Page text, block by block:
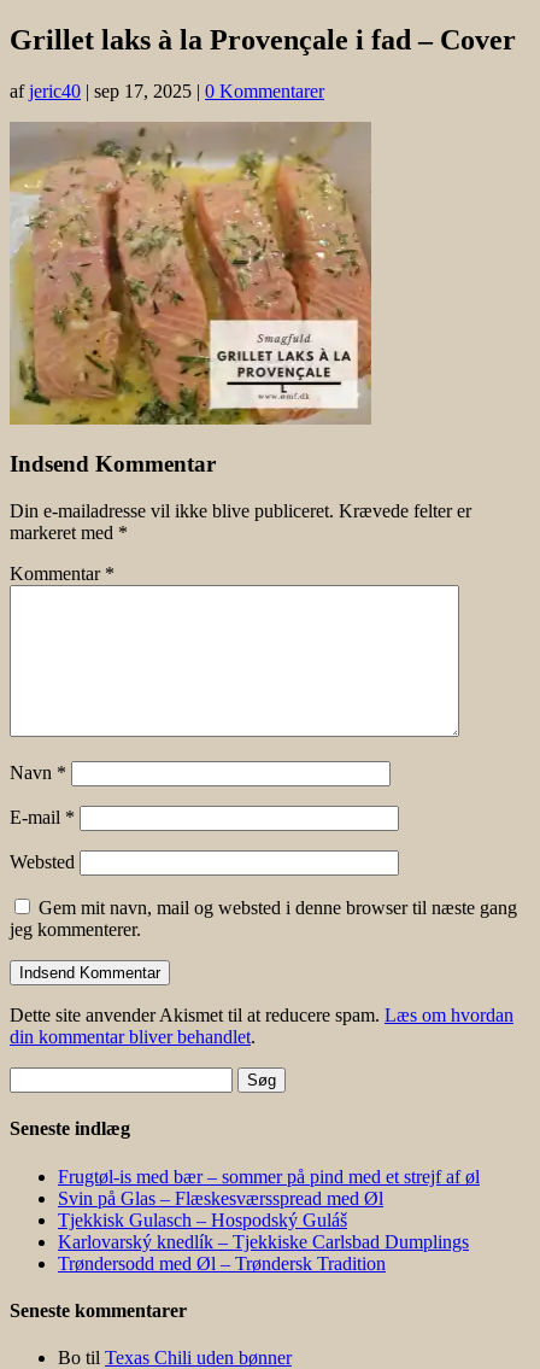
Grillet laks à la Provençale i fad – Cover
afjeric40 | sep 17, 2025 | 0 Kommentarer
Indsend Kommentar
Din e-mailadresse vil ikke blive publiceret. Krævede felter er
markeret med *
Kommentar *
Navn *
E-mail *
Websted
Gem mit navn, mail og websted i denne browser til næste gang
jeg kommenterer.
Dette site anvender Akismet til at reducere spam. Læs om hvordan
din kommentar bliver behandlet.
efter:
Seneste indlæg
Frugtøl-is med bær – sommer på pind med et strejf af øl
Svin på Glas – Flæskesværsspread med Øl
Tjekkisk Gulasch – Hospodský Guláš
Karlovarský knedlík – Tjekkiske Carlsbad Dumplings
Trøndersodd med Øl – Trøndersk Tradition
Seneste kommentarer
Bo til Texas Chili uden bønner